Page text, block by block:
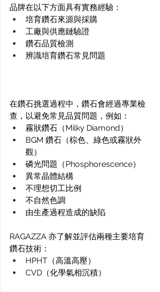
品牌在以下方面具有實務經驗：
培育鑽石來源與採購
工廠與供應鏈驗證
鑽石品質檢測
辨識培育鑽石常見問題
在鑽石挑選過程中，鑽石會經過專業檢
查，以避免常見品質問題，例如：
霧狀鑽石（Milky Diamond）
BGM 鑽石（棕色、綠色或霧狀外
觀）
磷光問題（Phosphorescence）
異常晶體結構
不理想切工比例
不自然色調
由生產過程造成的缺陷
RAGAZZA 亦了解並評估兩種主要培育
鑽石技術：
HPHT（高溫高壓）
CVD（化學氣相沉積）